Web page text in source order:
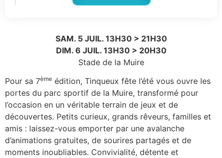
SAM. 5 JUIL. 13H30 > 21H30
DIM. 6 JUIL. 13H30 > 20H30
Stade de la Muire
Pour sa 7ème édition, Tinqueux fête l’été vous ouvre les
portes du parc sportif de la Muire, transformé pour
l’occasion en un véritable terrain de jeux et de
découvertes. Petits curieux, grands rêveurs, familles et
amis : laissez-vous emporter par une avalanche
d’animations gratuites, de sourires partagés et de
moments inoubliables. Convivialité, détente et